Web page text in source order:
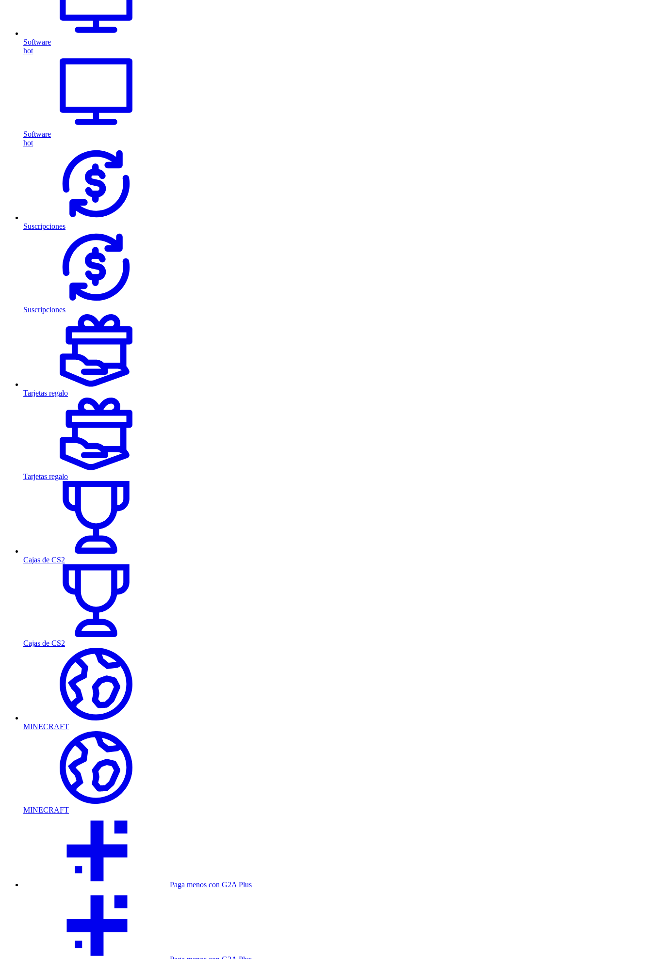
Software
hot
Software
hot
Suscripciones
Suscripciones
Tarjetas regalo
Tarjetas regalo
Cajas de CS2
Cajas de CS2
MINECRAFT
MINECRAFT
Paga menos con G2A Plus